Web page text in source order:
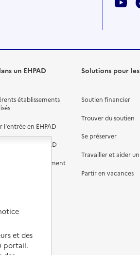
un EHPAD
établissements
l'entrée en EHPAD
en EHPAD
accompagnement
EHPAD
en EHPAD
Solutions pour
Soutien financier
Trouver du soutien
Se préserver
Travailler et aider
Partir en vacances
et des
portail.